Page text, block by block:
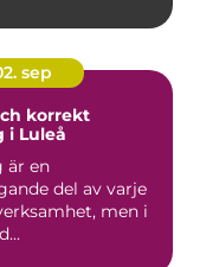
sep
korrekt
i Luleå
är en
del av varje
men i